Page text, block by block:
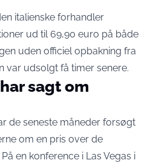
italienske forhandler
ud til 69,90 euro på både
uden officiel opbakning fra
var udsolgt få timer senere.
sagt om
de seneste måneder forsøgt
om en pris over de
en konference i Las Vegas i